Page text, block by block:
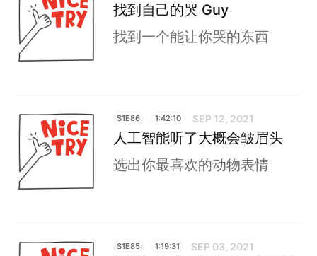
找到自己的哭 Guy
找到一个能让你哭的东西
S1E86 1:42:10 SEP 12, 2021
人工智能听了大概会皱眉头
选出你最喜欢的动物表情
S1E85 1:19:31 SEP 03, 2021